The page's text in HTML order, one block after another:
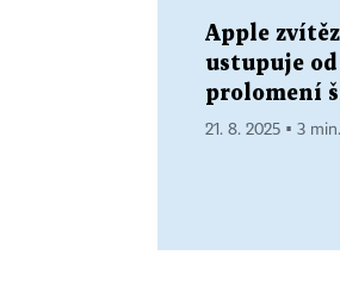
Apple
ustupuje
prolomení
21. 8. 2025 ▪ 3